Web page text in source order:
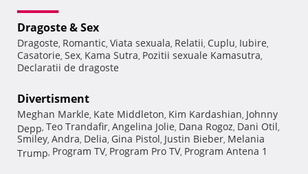
Dragoste & Sex
Dragoste, Romantic, Viata sexuala, Relatii, Cuplu, Iubire,
Casatorie, Sex, Kama Sutra, Pozitii sexuale Kamasutra,
Declaratii de dragoste
Divertisment
Meghan Markle, Kate Middleton, Kim Kardashian, Johnny
Depp, Teo Trandafir, Angelina Jolie, Dana Rogoz, Dani Otil,
Smiley, Andra, Delia, Gina Pistol, Justin Bieber, Melania
Trump, Program TV, Program Pro TV, Program Antena 1